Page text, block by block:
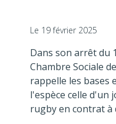
Le 19 février 2025
Dans son arrêt du
Chambre Sociale
rappelle les bases
l'espèce celle d'un
rugby en contrat à